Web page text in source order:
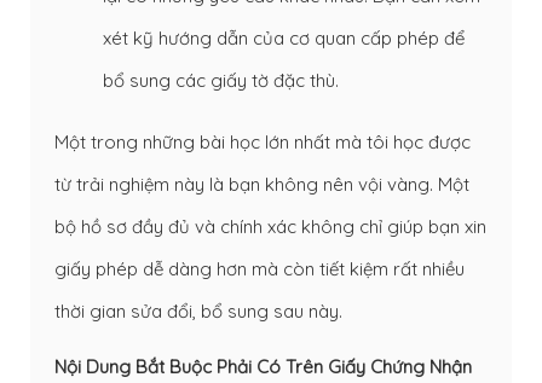
xét kỹ hướng dẫn của cơ quan cấp phép để
bổ sung các giấy tờ đặc thù.
Một trong những bài học lớn nhất mà tôi học được
từ trải nghiệm này là bạn không nên vội vàng. Một
bộ hồ sơ đầy đủ và chính xác không chỉ giúp bạn xin
giấy phép dễ dàng hơn mà còn tiết kiệm rất nhiều
thời gian sửa đổi, bổ sung sau này.
Nội Dung Bắt Buộc Phải Có Trên Giấy Chứng Nhận